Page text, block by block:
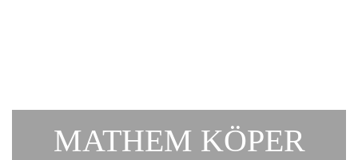
MATHEM KÖPER